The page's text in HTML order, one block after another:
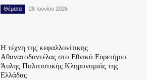
Θέματα 28 Ιουνίου 2026
Η τέχνη της κεφαλλονίτικης
Αθανατοδαντέλας στο Εθνικό Ευρετήριο
Άυλης Πολιτιστικής Κληρονομιάς της
Ελλάδας